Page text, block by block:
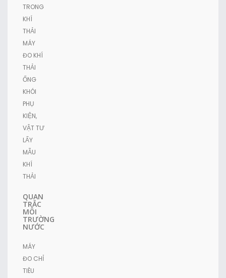
TRONG
KHÍ
THẢI
MÁY
ĐO KHÍ
THẢI
ỐNG
KHÓI
PHỤ
KIỆN,
VẬT TƯ
LẤY
MẪU
KHÍ
THẢI
QUAN
TRẮC
MÔI
TRƯỜNG
NƯỚC
MÁY
ĐO CHỈ
TIÊU